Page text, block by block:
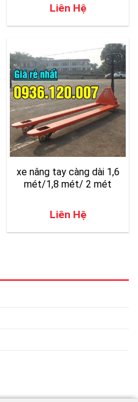
Liên Hệ
xe nâng tay càng dài 1,6
mét/1,8 mét/ 2 mét
Liên Hệ